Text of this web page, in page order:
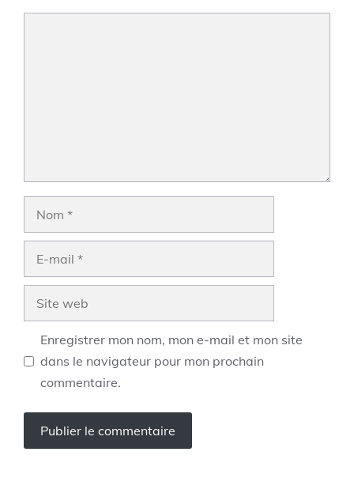
Enregistrer mon nom, mon e-mail et mon site
dans le navigateur pour mon prochain
commentaire.